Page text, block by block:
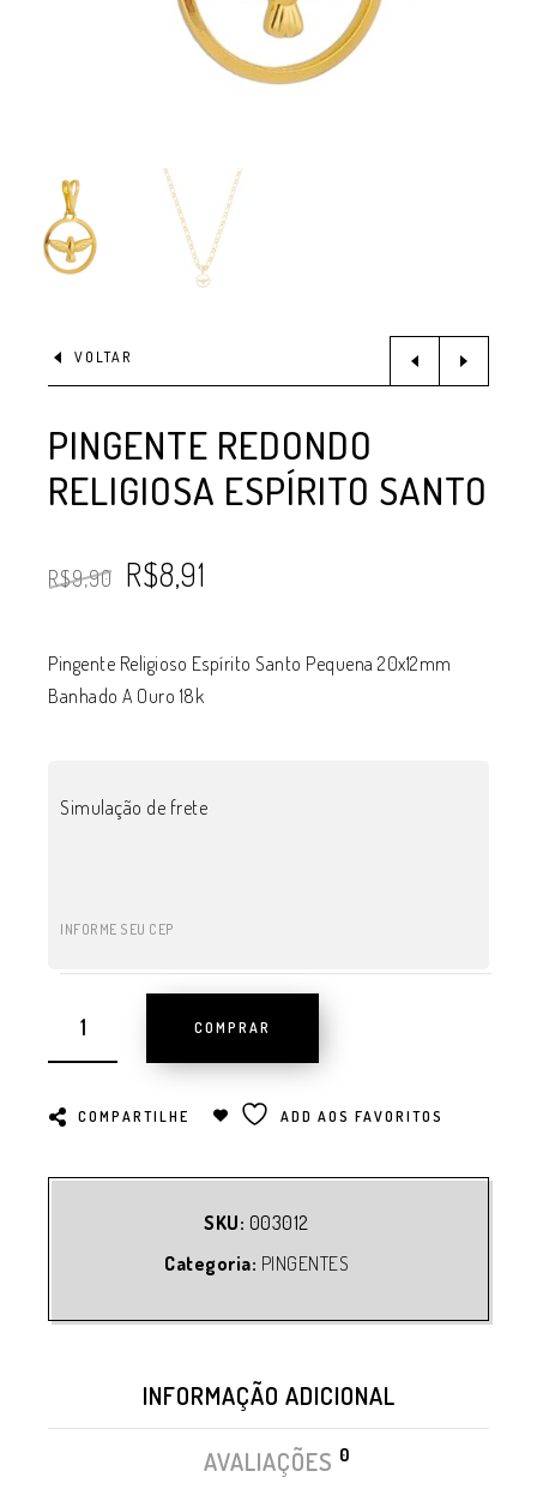
VOLTAR
PINGENTE REDONDO
RELIGIOSA ESPÍRITO SANTO
R$9,90 R$8,91
Pingente Religioso Espírito Santo Pequena 20x12mm
Banhado A Ouro 18k
Simulação de frete
INFORME SEU CEP
COMPRAR
COMPARTILHE ADD AOS FAVORITOS
SKU: 003012
Categoria: PINGENTES
INFORMAÇÃO ADICIONAL
AVALIAÇÕES 0